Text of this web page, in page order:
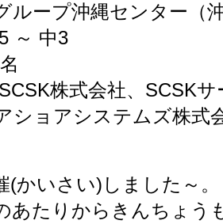
ループ沖縄センター（沖
～ 中3
株式会社、SCSK
ショアシステムズ株式
かいさい)しました～
たりからきんちょう